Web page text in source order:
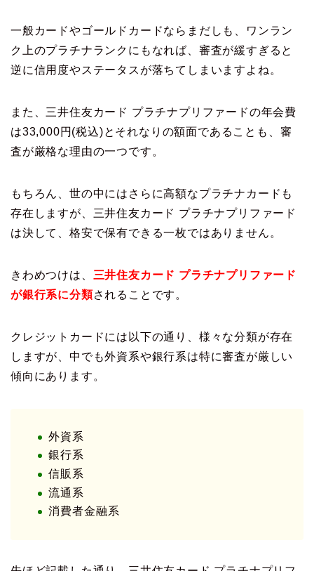
一般カードやゴールドカードならまだしも、ワンラン
ク上のプラチナランクにもなれば、審査が緩すぎると
逆に信用度やステータスが落ちてしまいますよね。
また、三井住友カード プラチナプリファードの年会費
は33,000円(税込)とそれなりの額面であることも、審
査が厳格な理由の一つです。
もちろん、世の中にはさらに高額なプラチナカードも
存在しますが、三井住友カード プラチナプリファード
は決して、格安で保有できる一枚ではありません。
きわめつけは、 三井住友カード プラチナプリファード
が銀行系に分類されることです。
クレジットカードには以下の通り、様々な分類が存在
しますが、中でも外資系や銀行系は特に審査が厳しい
傾向にあります。
外資系
銀行系
信販系
流通系
消費者金融系